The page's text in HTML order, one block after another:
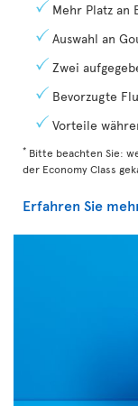
Mehr Platz an
Auswahl an
Zwei
Bevorzugte
Vorteile
* Bitte beachten Sie:
der Economy Class
Erfahren Sie